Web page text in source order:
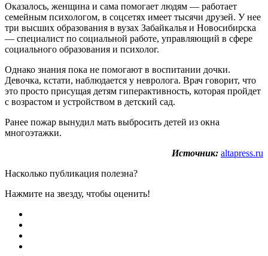
Оказалось, женщина и сама помогает людям — работает
семейным психологом, в соцсетях имеет тысячи друзей. У нее
три высших образования в вузах Забайкалья и Новосибирска
— специалист по социальной работе, управляющий в сфере
социального образования и психолог.
Однако знания пока не помогают в воспитании дочки.
Девочка, кстати, наблюдается у невролога. Врач говорит, что
это просто присущая детям гиперактивность, которая пройдет
с возрастом и устройством в детский сад.
Ранее пожар вынудил мать выбросить детей из окна
многоэтажки.
Источник: altapress.ru
Насколько публикация полезна?
Нажмите на звезду, чтобы оценить!